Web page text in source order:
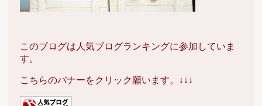
このブログは人気ブログランキングに参加していま
す。
こちらのバナーをクリック願います。↓↓↓